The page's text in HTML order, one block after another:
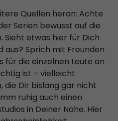
Quellen heran: Achte
Serien bewusst auf die
Sieht etwas hier für Dich
Sprich mit Freunden
für die einzelnen Leute an
ist – vielleicht
die Dir bislang gar nicht
ruhig auch einen
in Deiner Nähe. Hier